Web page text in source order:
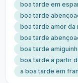
boa tarde em
boa tarde
boa tarde amor da
boa tarde
boa tarde
boa tarde a partir
a boa tarde em